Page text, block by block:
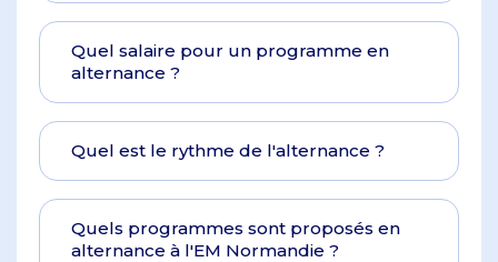
Quel salaire pour un programme en
alternance ?
Quel est le rythme de l'alternance ?
Quels programmes sont proposés en
alternance à l'EM Normandie ?